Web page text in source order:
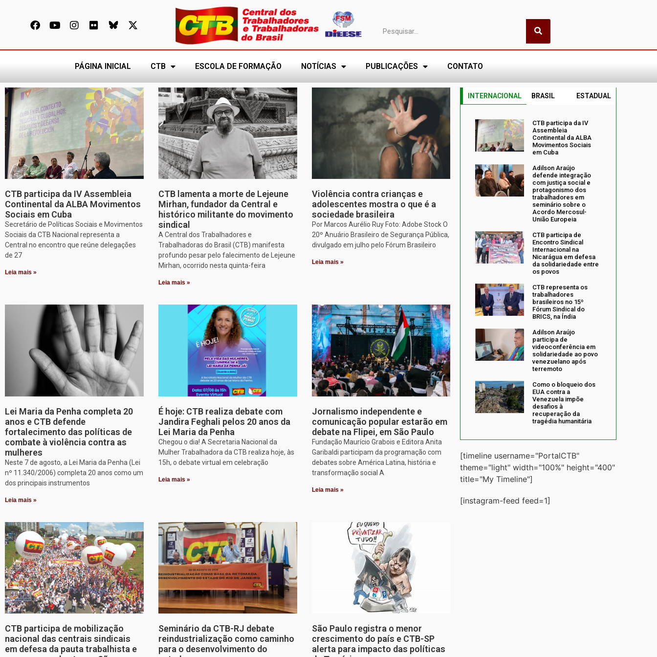
PÁGINA INICIAL CTB ESCOLA DE FORMAÇÃO NOTÍCIAS PUBLICAÇÕES CONTATO
CTB participa da IV Assembleia
Continental da ALBA Movimentos
Sociais em Cuba
Secretário de Políticas Sociais e Movimentos
Sociais da CTB Nacional representa a
Central no encontro que reúne delegações
de 27
Leia mais »
CTB lamenta a morte de Lejeune
Mirhan, fundador da Central e
histórico militante do movimento
sindical
A Central dos Trabalhadores e
Trabalhadoras do Brasil (CTB) manifesta
profundo pesar pelo falecimento de Lejeune
Mirhan, ocorrido nesta quinta-feira
Leia mais »
Violência contra crianças e
adolescentes mostra o que é a
sociedade brasileira
Por Marcos Aurélio Ruy Foto: Adobe Stock O
20º Anuário Brasileiro de Segurança Pública,
divulgado em julho pelo Fórum Brasileiro
Leia mais »
Lei Maria da Penha completa 20
anos e CTB defende
fortalecimento das políticas de
combate à violência contra as
mulheres
Neste 7 de agosto, a Lei Maria da Penha (Lei
nº 11.340/2006) completa 20 anos como um
dos principais instrumentos
Leia mais »
É hoje: CTB realiza debate com
Jandira Feghali pelos 20 anos da
Lei Maria da Penha
Chegou o dia! A Secretaria Nacional da
Mulher Trabalhadora da CTB realiza hoje, às
15h, o debate virtual em celebração
Leia mais »
Jornalismo independente e
comunicação popular estarão em
debate na Flipei, em São Paulo
Fundação Maurício Grabois e Editora Anita
Garibaldi participam da programação com
debates sobre América Latina, história e
transformação social A
Leia mais »
CTB participa de mobilização
nacional das centrais sindicais
em defesa da pauta trabalhista e
Seminário da CTB-RJ debate
reindustrialização como caminho
para o desenvolvimento do
São Paulo registra o menor
crescimento do país e CTB-SP
alerta para impacto das políticas
INTERNACIONAL BRASIL ESTADUAL
CTB participa da IV
Assembleia
Continental da ALBA
Movimentos Sociais
em Cuba
Adilson Araújo
defende integração
com justiça social e
protagonismo dos
trabalhadores em
seminário sobre o
Acordo Mercosul-
União Europeia
CTB participa de
Encontro Sindical
Internacional na
Nicarágua em defesa
da solidariedade entre
os povos
CTB representa os
trabalhadores
brasileiros no 15º
Fórum Sindical do
BRICS, na Índia
Adilson Araújo
participa de
videoconferência em
solidariedade ao povo
venezuelano após
terremoto
Como o bloqueio dos
EUA contra a
Venezuela impõe
desafios à
recuperação da
tragédia humanitária
[timeline username="PortalCTB"
theme="light" width="100%" height="400"
title="My Timeline"]
[instagram-feed feed=1]